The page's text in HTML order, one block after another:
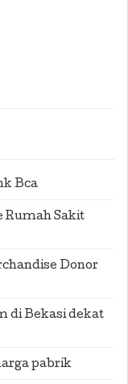
Bca
Rumah Sakit
Donor
di Bekasi dekat
pabrik